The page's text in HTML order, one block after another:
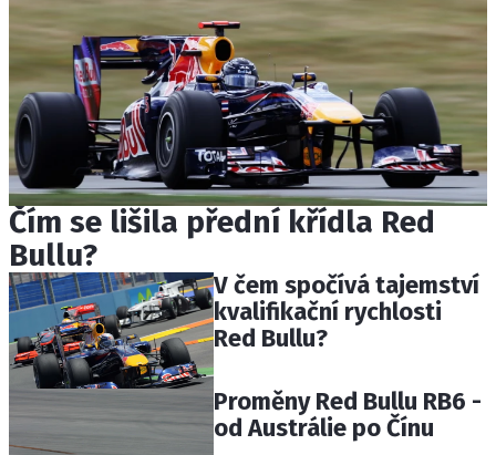
Čím se lišila přední křídla Red
Bullu?
V čem spočívá tajemství
kvalifikační rychlosti
Red Bullu?
Proměny Red Bullu RB6 -
od Austrálie po Čínu